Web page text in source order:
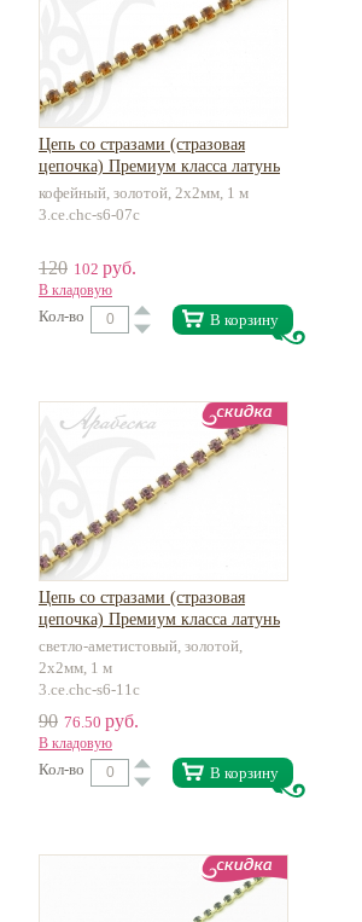
Цепь со стразами (стразовая
цепочка) Премиум класса латунь
кофейный, золотой, 2х2мм, 1 м
3.ce.chc-s6-07c
120 102 руб.
В кладовую
Кол-во В корзину
Цепь со стразами (стразовая
цепочка) Премиум класса латунь
светло-аметистовый, золотой,
2х2мм, 1 м
3.ce.chc-s6-11c
90 76.50 руб.
В кладовую
Кол-во В корзину